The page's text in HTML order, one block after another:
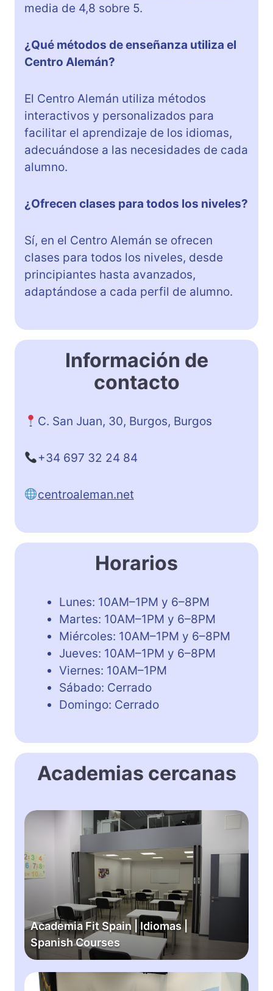
media de 4,8 sobre 5.
¿Qué métodos de enseñanza utiliza el
Centro Alemán?
El Centro Alemán utiliza métodos
interactivos y personalizados para
facilitar el aprendizaje de los idiomas,
adecuándose a las necesidades de cada
alumno.
¿Ofrecen clases para todos los niveles?
Sí, en el Centro Alemán se ofrecen
clases para todos los niveles, desde
principiantes hasta avanzados,
adaptándose a cada perfil de alumno.
Información de
contacto
C. San Juan, 30, Burgos, Burgos
+34 697 32 24 84
centroaleman.net
Horarios
Lunes: 10AM–1PM y 6–8PM
Martes: 10AM–1PM y 6–8PM
Miércoles: 10AM–1PM y 6–8PM
Jueves: 10AM–1PM y 6–8PM
Viernes: 10AM–1PM
Sábado: Cerrado
Domingo: Cerrado
Academias cercanas
Academia Fit Spain | Idiomas |
Spanish Courses
A
d
e
a
F
i
S
P